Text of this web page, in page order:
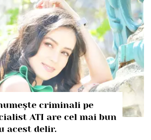
criminali pe
ATI are cel mai bun
acest delir.